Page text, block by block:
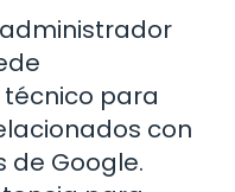
administrador
para
con
de Google.